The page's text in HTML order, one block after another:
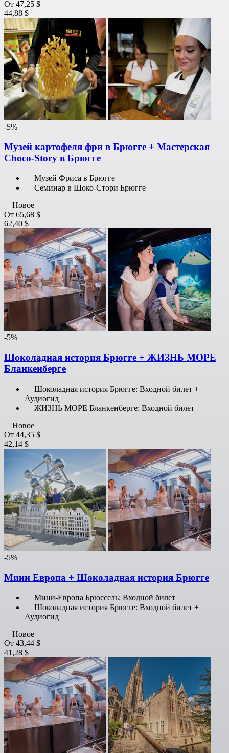
От 47,25 $
44,88 $
-5%
Музей картофеля фри в Брюгге + Мастерская
Choco-Story в Брюгге
Музей Фриса в Брюгге
Семинар в Шоко-Стори Брюгге
Новое
От 65,68 $
62,40 $
-5%
Шоколадная история Брюгге + ЖИЗНЬ МОРЕ
Бланкенберге
Шоколадная история Брюгге: Входной билет +
Аудиогид
ЖИЗНЬ МОРЕ Бланкенберге: Входной билет
Новое
От 44,35 $
42,14 $
-5%
Мини Европа + Шоколадная история Брюгге
Мини-Европа Брюссель: Входной билет
Шоколадная история Брюгге: Входной билет +
Аудиогид
Новое
От 43,44 $
41,28 $